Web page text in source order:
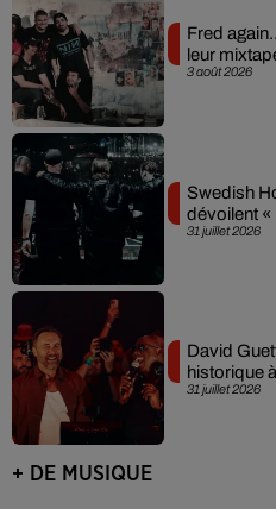
3 août 2026
Fred
leur
31 juillet 2026
Swedish
dévoilent «
31 juillet 2026
David
historique
+ DE MUSIQUE